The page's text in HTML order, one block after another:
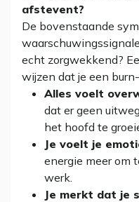
afstevent?
De bovenstaande
echt zorgwekkend?
wijzen dat je een
Alles voelt
dat er geen
het hoofd te
Je voelt je
energie meer om
werk.
Je merkt dat je